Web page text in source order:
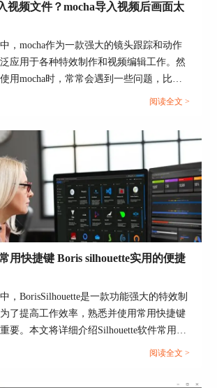
按钮后，就会弹出如图5所示的预
可以在该浏览器中找到很多有趣的
。
图5：Film特效预设
添加特效后的效果，如图6所示，
方式调整为并排对比。
视频文件？mocha导入视频后画面太
，mocha作为一款强大的镜头跟踪和动作
应用于各种特效制作和视频编辑工作。然
用mocha时，常常会遇到一些问题，比如
，以及导入视频后画面太大该怎么解决。
好地掌握这款工具的使用方法。...
阅读全文 >
用快捷键 Boris silhouette实用的便捷
，BorisSilhouette是一款功能强大的特效制
了提高工作效率，熟悉并使用常用快捷键
要。本文将详细介绍Silhouette软件常用快
的一些实用便捷操作，以及Silhouette在
阅读全文 >